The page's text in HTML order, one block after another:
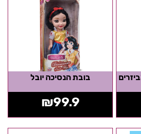
בובת הנסיכה יובל
₪99.9